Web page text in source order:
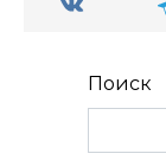
Поиск